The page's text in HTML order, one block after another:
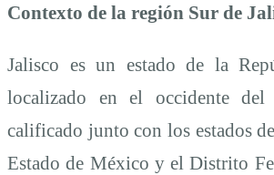
Contexto de la región Sur de
Jalisco es un estado de la
localizado en el occidente
calificado junto con los estados
Estado de México y el Distrito